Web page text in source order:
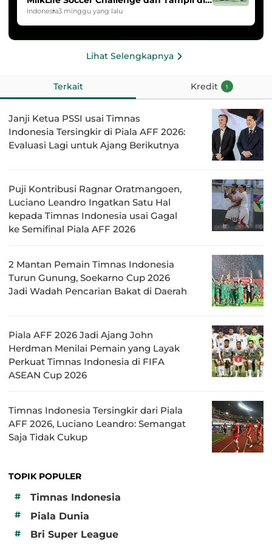
HYDROPLUS Soccer League
Indonesia3 minggu yang lalu
Lihat Selengkapnya
Terkait Kredit 1
Janji Ketua PSSI usai Timnas
Indonesia Tersingkir di Piala AFF 2026:
Evaluasi Lagi untuk Ajang Berikutnya
Puji Kontribusi Ragnar Oratmangoen,
Luciano Leandro Ingatkan Satu Hal
kepada Timnas Indonesia usai Gagal
ke Semifinal Piala AFF 2026
2 Mantan Pemain Timnas Indonesia
Turun Gunung, Soekarno Cup 2026
Jadi Wadah Pencarian Bakat di Daerah
Piala AFF 2026 Jadi Ajang John
Herdman Menilai Pemain yang Layak
Perkuat Timnas Indonesia di FIFA
ASEAN Cup 2026
Timnas Indonesia Tersingkir dari Piala
AFF 2026, Luciano Leandro: Semangat
Saja Tidak Cukup
TOPIK POPULER
#
Timnas Indonesia
# Piala Dunia
# Bri Super League